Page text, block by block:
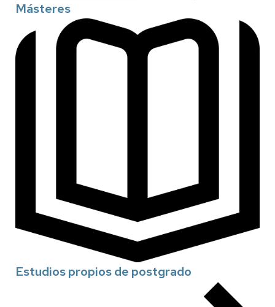
Másteres
Estudios propios de postgrado